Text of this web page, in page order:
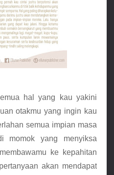
hal yang kau yakini
otakmu yang ingin kau
semua impian masa
momok yang menyiksa
ke kepahitan
akan mendapat